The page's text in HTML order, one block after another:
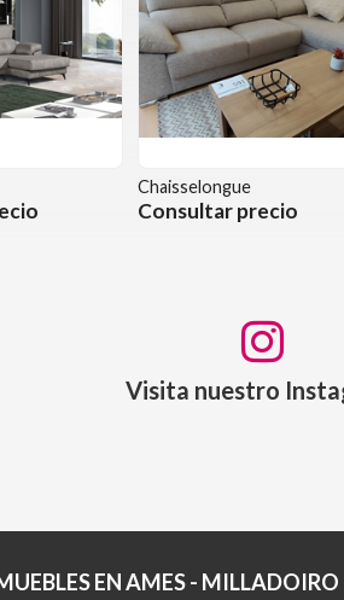
Chaisselongue
Consultar precio
Visita nuestro
EN AMES -